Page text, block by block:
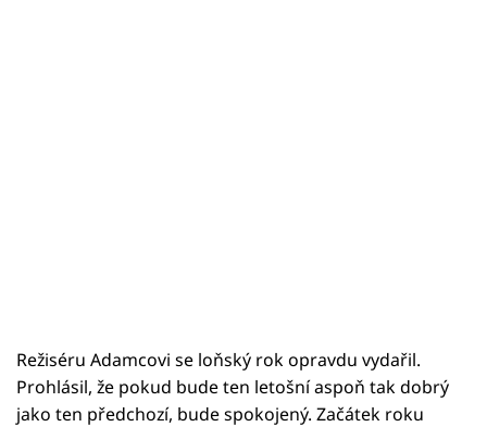
Režiséru Adamcovi se loňský rok opravdu vydařil.
Prohlásil, že pokud bude ten letošní aspoň tak dobrý
jako ten předchozí, bude spokojený. Začátek roku